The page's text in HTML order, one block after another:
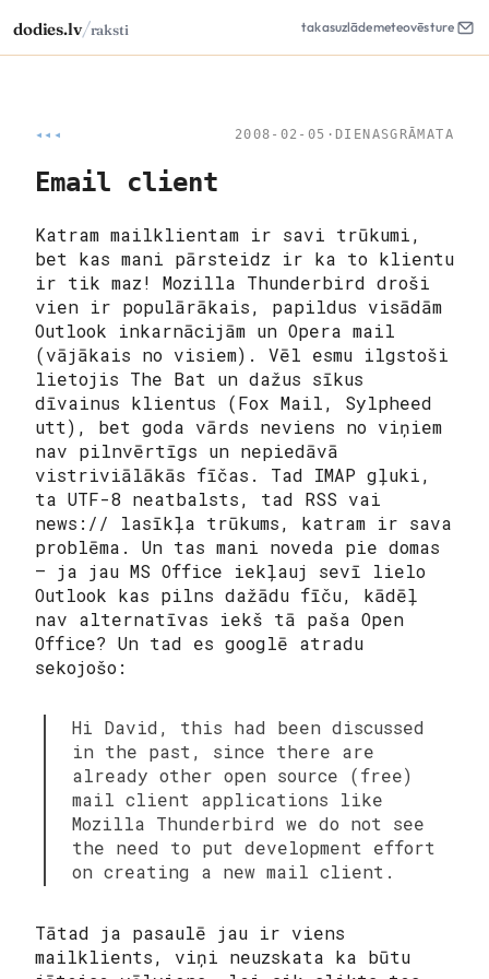
dodies.lv/raksti takasuzlādemeteovēsture
◂◂◂ 2008-02-05 · DIENASGRĀMATA
Email client
Katram mailklientam ir savi trūkumi,
bet kas mani pārsteidz ir ka to klientu
ir tik maz! Mozilla Thunderbird droši
vien ir populārākais, papildus visādām
Outlook inkarnācijām un Opera mail
(vājākais no visiem). Vēl esmu ilgstoši
lietojis The Bat un dažus sīkus
dīvainus klientus (Fox Mail, Sylpheed
utt), bet goda vārds neviens no viņiem
nav pilnvērtīgs un nepiedāvā
vistriviālākās fīčas. Tad IMAP gļuki,
ta UTF-8 neatbalsts, tad RSS vai
news:// lasīkļa trūkums, katram ir sava
problēma. Un tas mani noveda pie domas
– ja jau MS Office iekļauj sevī lielo
Outlook kas pilns dažādu fīču, kādēļ
nav alternatīvas iekš tā paša Open
Office? Un tad es googlē atradu
sekojošo:
Hi David, this had been discussed
in the past, since there are
already other open source (free)
mail client applications like
Mozilla Thunderbird we do not see
the need to put development effort
on creating a new mail client.
Tātad ja pasaulē jau ir viens
mailklients, viņi neuzskata ka būtu